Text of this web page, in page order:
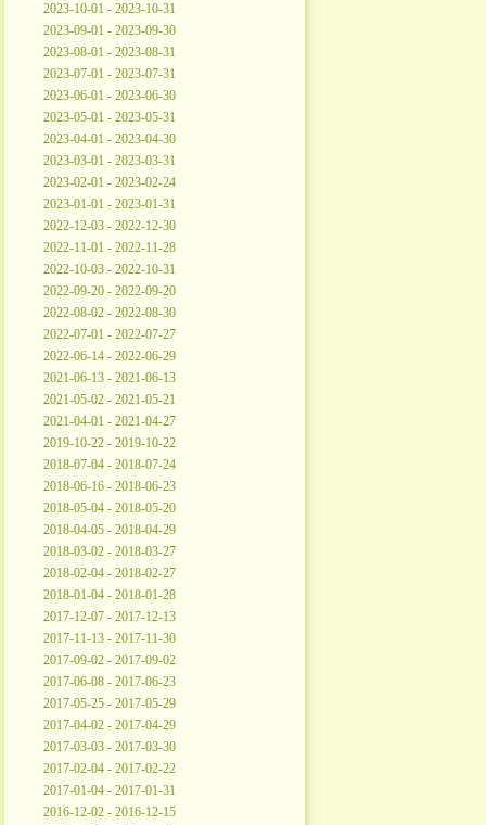
2023-10-01 - 2023-10-31
2023-09-01 - 2023-09-30
2023-08-01 - 2023-08-31
2023-07-01 - 2023-07-31
2023-06-01 - 2023-06-30
2023-05-01 - 2023-05-31
2023-04-01 - 2023-04-30
2023-03-01 - 2023-03-31
2023-02-01 - 2023-02-24
2023-01-01 - 2023-01-31
2022-12-03 - 2022-12-30
2022-11-01 - 2022-11-28
2022-10-03 - 2022-10-31
2022-09-20 - 2022-09-20
2022-08-02 - 2022-08-30
2022-07-01 - 2022-07-27
2022-06-14 - 2022-06-29
2021-06-13 - 2021-06-13
2021-05-02 - 2021-05-21
2021-04-01 - 2021-04-27
2019-10-22 - 2019-10-22
2018-07-04 - 2018-07-24
2018-06-16 - 2018-06-23
2018-05-04 - 2018-05-20
2018-04-05 - 2018-04-29
2018-03-02 - 2018-03-27
2018-02-04 - 2018-02-27
2018-01-04 - 2018-01-28
2017-12-07 - 2017-12-13
2017-11-13 - 2017-11-30
2017-09-02 - 2017-09-02
2017-06-08 - 2017-06-23
2017-05-25 - 2017-05-29
2017-04-02 - 2017-04-29
2017-03-03 - 2017-03-30
2017-02-04 - 2017-02-22
2017-01-04 - 2017-01-31
2016-12-02 - 2016-12-15